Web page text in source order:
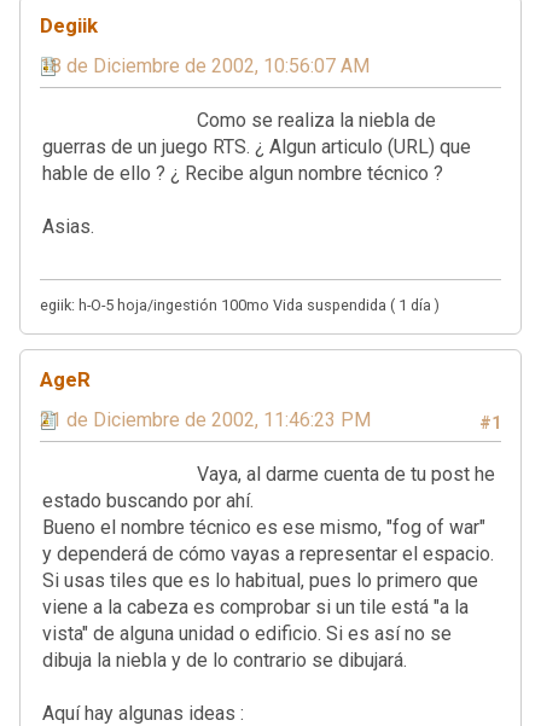
Degiik
18 de Diciembre de 2002, 10:56:07 AM
Como se realiza la niebla de
guerras de un juego RTS. ¿ Algun articulo (URL) que
hable de ello ? ¿ Recibe algun nombre técnico ?
Asias.
egiik: h-O-5 hoja/ingestión 100mo Vida suspendida ( 1 día )
AgeR
#1
21 de Diciembre de 2002, 11:46:23 PM
Vaya, al darme cuenta de tu post he
estado buscando por ahí.
Bueno el nombre técnico es ese mismo, "fog of war"
y dependerá de cómo vayas a representar el espacio.
Si usas tiles que es lo habitual, pues lo primero que
viene a la cabeza es comprobar si un tile está "a la
vista" de alguna unidad o edificio. Si es así no se
dibuja la niebla y de lo contrario se dibujará.
Aquí hay algunas ideas :